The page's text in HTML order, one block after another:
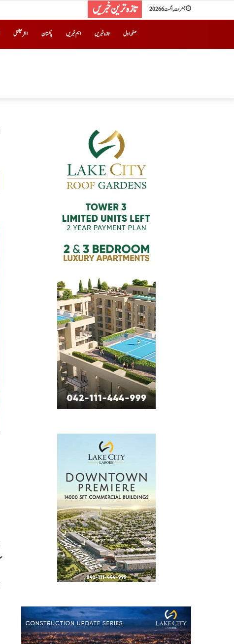
جمعرات, اگست 6 2026 تازہ ترین خبریں
صفحہ اول تازہ خبریں اہم خبریں پاکستان انٹرنیشنل